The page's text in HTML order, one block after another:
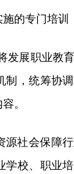
的专门培训
发展职业教
，统筹协
。
源社会保障
校、职业